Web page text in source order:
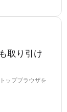
取り引け
ップブラウザを